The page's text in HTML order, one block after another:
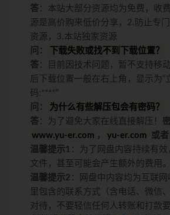
答 ：本站大部分资源均为免费，收
源是高价购来低价分享，2.防止专
资源，3.本站独家资源
问：
下载失败或找不到下载位置？
答 ：目前因技术问题，暂不支持移
后下载位置一般在右上角，显示为“
码:****”
问：
为什么有些解压包会有密码？
答 ：为了避免大家在线直接解压！
www.yu-er.com ， yu-er.com 或者
温馨提示1 ：为了网盘内容持续有
文件，甚至可能会产生额外的费用。
温馨提示2 ：网盘中内容均为互联
里包含的联系方式（含电话、微信
对待，不要轻信任何人转账和打款要